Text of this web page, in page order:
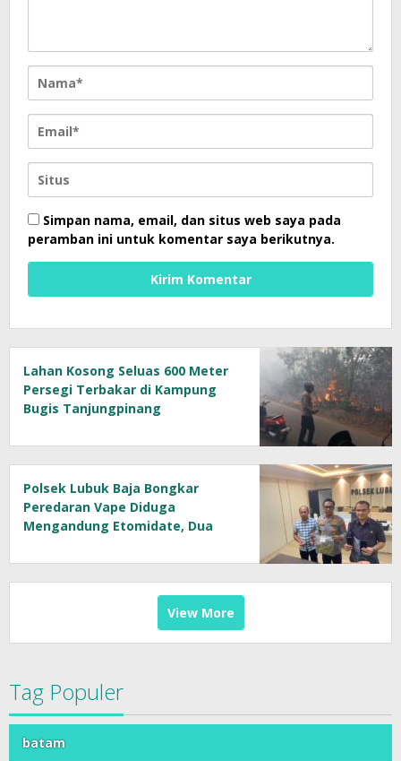
Simpan nama, email, dan situs web saya pada
peramban ini untuk komentar saya berikutnya.
Lahan Kosong Seluas 600 Meter
Persegi Terbakar di Kampung
Bugis Tanjungpinang
Polsek Lubuk Baja Bongkar
Peredaran Vape Diduga
Mengandung Etomidate, Dua
View More
Tag Populer
batam